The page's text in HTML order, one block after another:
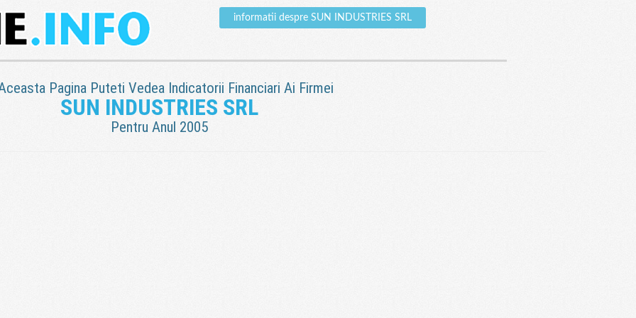
informatii despre SUN INDUSTRIES SRL
Pagina Puteti Vedea Indicatorii Financiari Ai Firmei
SUN INDUSTRIES SRL
Pentru Anul 2005